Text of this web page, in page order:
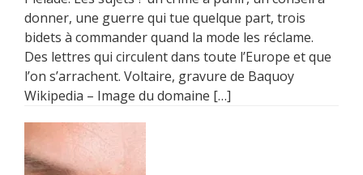
donner, une guerre qui tue quelque part, trois
bidets à commander quand la mode les réclame.
Des lettres qui circulent dans toute l’Europe et que
l’on s’arrachent. Voltaire, gravure de Baquoy
Wikipedia – Image du domaine […]